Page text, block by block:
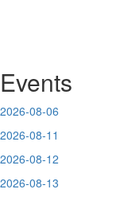
Events
2026-08-06
2026-08-11
2026-08-12
2026-08-13